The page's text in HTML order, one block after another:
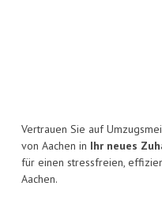
Vertrauen Sie auf
von Aachen in Ihr neues
für einen stressfreien,
Aachen.